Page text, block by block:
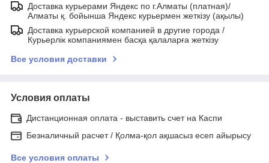
Доставка курьерами Яндекс по г.Алматы (платная)/
Алматы қ. бойынша Яндекс курьермен жеткізу (ақылы)
Доставка курьерской компанией в другие города /
Курьерлік компаниямен басқа қалаларға жеткізу
Все условия доставки
Условия оплаты
Дистанционная оплата - выставить счет на Каспи
Безналичный расчет / Қолма-қол ақшасыз есеп айырысу
Все условия оплаты